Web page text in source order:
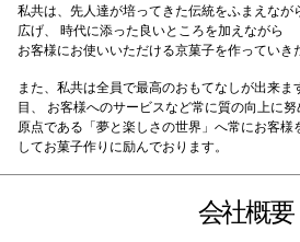
私共は、先人達が培ってきた伝統をふまえなが
広げ、 時代に添った良いところを加えながら
お客様にお使いいただける京菓子を作っていき
また、私共は全員で最高のおもてなしが出来
目、 お客様へのサービスなど常に質の向上に努
原点である「夢と楽しさの世界」へ常にお客
してお菓子作りに励んでおります。
会社概要